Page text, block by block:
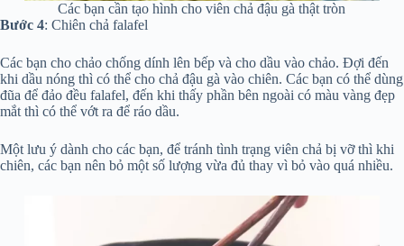
Các bạn cần tạo hình cho viên chả đậu gà thật tròn
Bước 4: Chiên chả falafel
Các bạn cho chảo chống dính lên bếp và cho dầu vào chảo. Đợi đến
khi dầu nóng thì có thể cho chả đậu gà vào chiên. Các bạn có thể dùng
đũa để đảo đều falafel, đến khi thấy phần bên ngoài có màu vàng đẹp
mắt thì có thể vớt ra để ráo dầu.
Một lưu ý dành cho các bạn, để tránh tình trạng viên chả bị vỡ thì khi
chiên, các bạn nên bỏ một số lượng vừa đủ thay vì bỏ vào quá nhiều.